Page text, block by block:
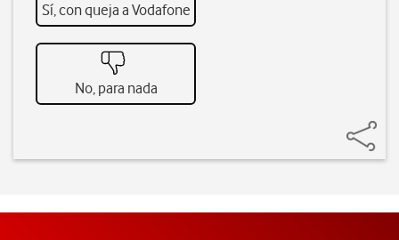
Sí, con queja a Vodafone
No, para nada